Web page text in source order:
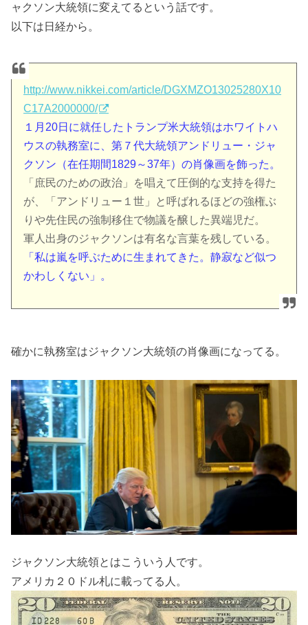
ャクソン大統領に変えてるという話です。
以下は日経から。
http://www.nikkei.com/article/DGXMZO13025280X10
C17A2000000/
１月20日に就任したトランプ米大統領はホワイトハ
ウスの執務室に、第７代大統領アンドリュー・ジャ
クソン（在任期間1829～37年）の肖像画を飾った。
「庶民のための政治」を唱えて圧倒的な支持を得た
が、「アンドリュー１世」と呼ばれるほどの強権ぶ
りや先住民の強制移住で物議を醸した異端児だ。
軍人出身のジャクソンは有名な言葉を残している。
「私は嵐を呼ぶために生まれてきた。静寂など似つ
かわしくない」。
確かに執務室はジャクソン大統領の肖像画になってる。
ジャクソン大統領とはこういう人です。
アメリカ２０ドル札に載ってる人。